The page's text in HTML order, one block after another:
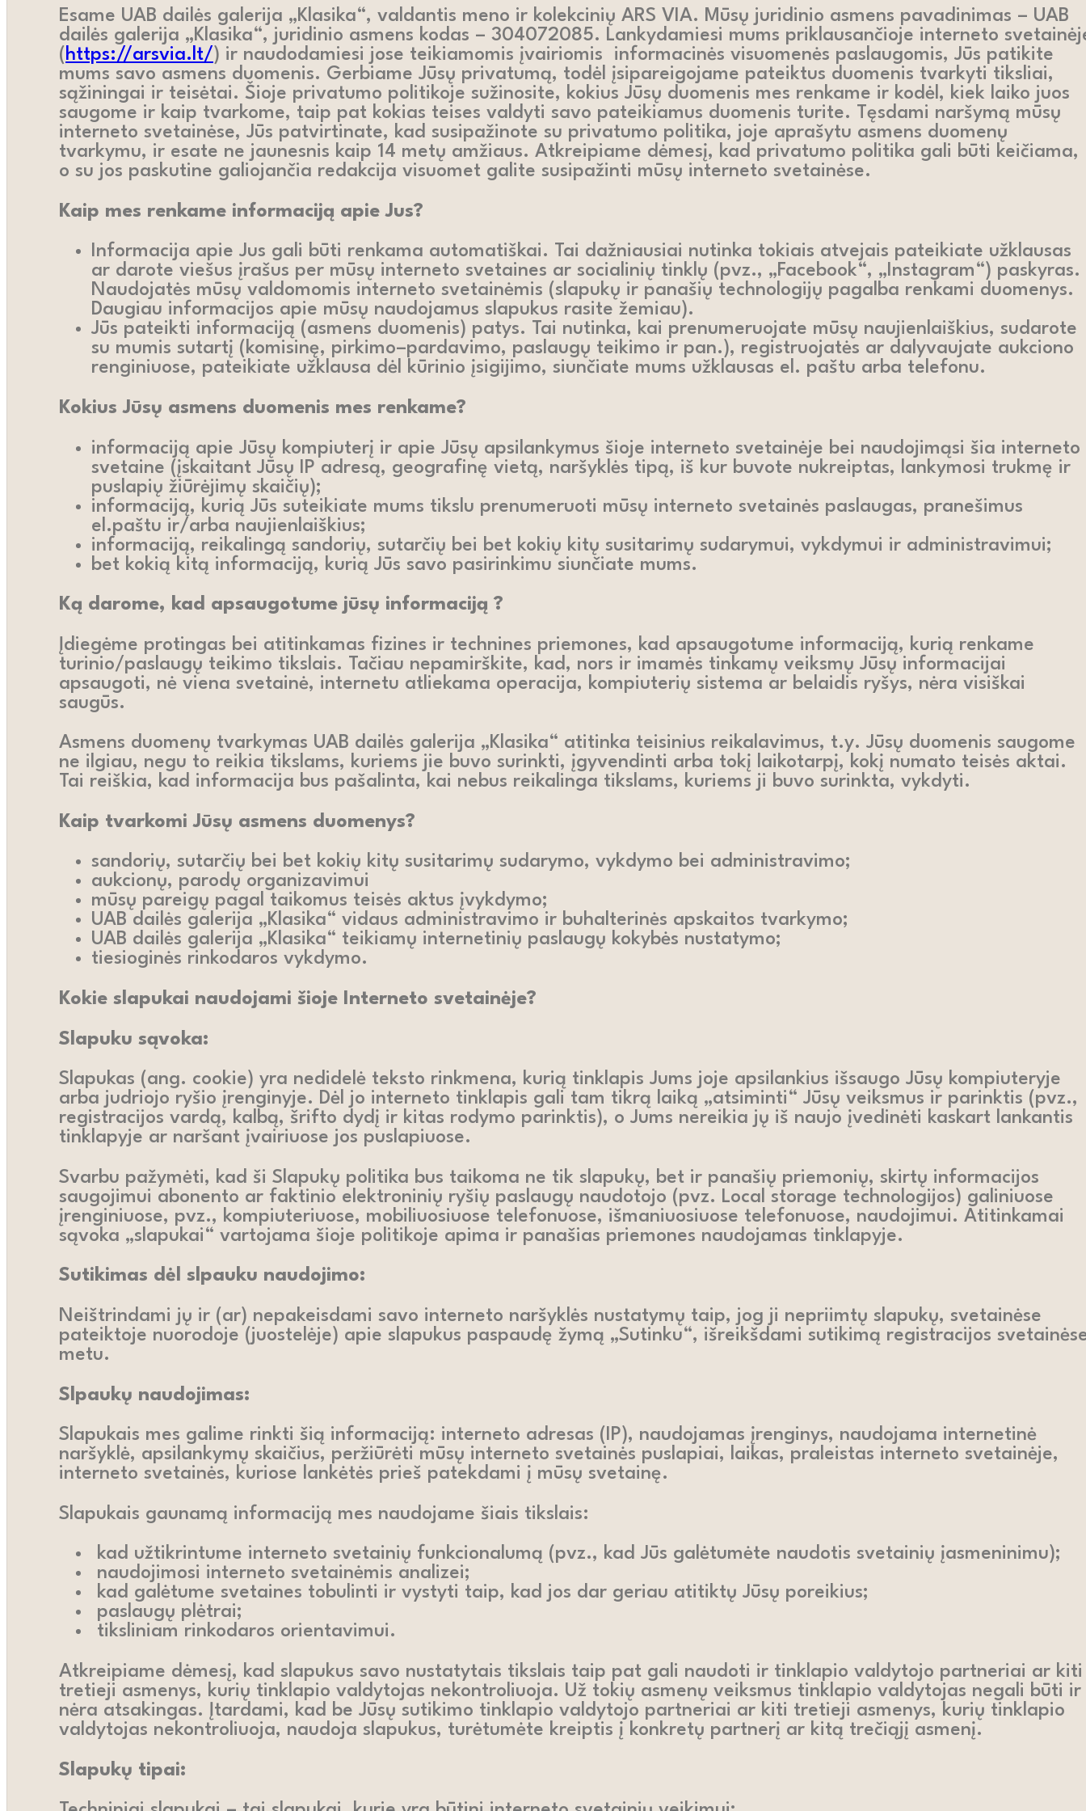
Esame UAB dailės galerija „Klasika“, valdantis meno ir kolekcinių ARS VIA. Mūsų juridinio asmens pavadinimas – UAB
dailės galerija „Klasika“, juridinio asmens kodas – 304072085. Lankydamiesi mums priklausančioje interneto
(https://arsvia.lt/) ir naudodamiesi jose teikiamomis įvairiomis informacinės visuomenės paslaugomis, Jūs patikite
mums savo asmens duomenis. Gerbiame Jūsų privatumą, todėl įsipareigojame pateiktus duomenis tvarkyti tiksliai,
sąžiningai ir teisėtai. Šioje privatumo politikoje sužinosite, kokius Jūsų duomenis mes renkame ir kodėl, kiek laiko juos
saugome ir kaip tvarkome, taip pat kokias teises valdyti savo pateikiamus duomenis turite. Tęsdami naršymą mūsų
interneto svetainėse, Jūs patvirtinate, kad susipažinote su privatumo politika, joje aprašytu asmens duomenų
tvarkymu, ir esate ne jaunesnis kaip 14 metų amžiaus. Atkreipiame dėmesį, kad privatumo politika gali būti keičiama,
o su jos paskutine galiojančia redakcija visuomet galite susipažinti mūsų interneto svetainėse.
Kaip mes renkame informaciją apie Jus?
Informacija apie Jus gali būti renkama automatiškai. Tai dažniausiai nutinka tokiais atvejais pateikiate užklausas
ar darote viešus įrašus per mūsų interneto svetaines ar socialinių tinklų (pvz., „Facebook“, „Instagram“) paskyras.
Naudojatės mūsų valdomomis interneto svetainėmis (slapukų ir panašių technologijų pagalba renkami duomenys.
Daugiau informacijos apie mūsų naudojamus slapukus rasite žemiau).
Jūs pateikti informaciją (asmens duomenis) patys. Tai nutinka, kai prenumeruojate mūsų naujienlaiškius, sudarote
su mumis sutartį (komisinę, pirkimo–pardavimo, paslaugų teikimo ir pan.), registruojatės ar dalyvaujate aukciono
renginiuose, pateikiate užklausa dėl kūrinio įsigijimo, siunčiate mums užklausas el. paštu arba telefonu.
Kokius Jūsų asmens duomenis mes renkame?
informaciją apie Jūsų kompiuterį ir apie Jūsų apsilankymus šioje interneto svetainėje bei naudojimąsi šia interneto
svetaine (įskaitant Jūsų IP adresą, geografinę vietą, naršyklės tipą, iš kur buvote nukreiptas, lankymosi trukmę ir
puslapių žiūrėjimų skaičių);
informaciją, kurią Jūs suteikiate mums tikslu prenumeruoti mūsų interneto svetainės paslaugas, pranešimus
el.paštu ir/arba naujienlaiškius;
informaciją, reikalingą sandorių, sutarčių bei bet kokių kitų susitarimų sudarymui, vykdymui ir administravimui;
bet kokią kitą informaciją, kurią Jūs savo pasirinkimu siunčiate mums.
Ką darome, kad apsaugotume jūsų informaciją ?
Įdiegėme protingas bei atitinkamas fizines ir technines priemones, kad apsaugotume informaciją, kurią renkame
turinio/paslaugų teikimo tikslais. Tačiau nepamirškite, kad, nors ir imamės tinkamų veiksmų Jūsų informacijai
apsaugoti, nė viena svetainė, internetu atliekama operacija, kompiuterių sistema ar belaidis ryšys, nėra visiškai
saugūs.
Asmens duomenų tvarkymas UAB dailės galerija „Klasika“ atitinka teisinius reikalavimus, t.y. Jūsų duomenis saugome
ne ilgiau, negu to reikia tikslams, kuriems jie buvo surinkti, įgyvendinti arba tokį laikotarpį, kokį numato teisės aktai.
Tai reiškia, kad informacija bus pašalinta, kai nebus reikalinga tikslams, kuriems ji buvo surinkta, vykdyti.
Kaip tvarkomi Jūsų asmens duomenys?
sandorių, sutarčių bei bet kokių kitų susitarimų sudarymo, vykdymo bei administravimo;
aukcionų, parodų organizavimui
mūsų pareigų pagal taikomus teisės aktus įvykdymo;
UAB dailės galerija „Klasika“ vidaus administravimo ir buhalterinės apskaitos tvarkymo;
UAB dailės galerija „Klasika“ teikiamų internetinių paslaugų kokybės nustatymo;
tiesioginės rinkodaros vykdymo.
Kokie slapukai naudojami šioje Interneto svetainėje?
Slapuku sąvoka:
Slapukas (ang. cookie) yra nedidelė teksto rinkmena, kurią tinklapis Jums joje apsilankius išsaugo Jūsų kompiuteryje
arba judriojo ryšio įrenginyje. Dėl jo interneto tinklapis gali tam tikrą laiką „atsiminti“ Jūsų veiksmus ir parinktis (pvz.,
registracijos vardą, kalbą, šrifto dydį ir kitas rodymo parinktis), o Jums nereikia jų iš naujo įvedinėti kaskart lankantis
tinklapyje ar naršant įvairiuose jos puslapiuose.
Svarbu pažymėti, kad ši Slapukų politika bus taikoma ne tik slapukų, bet ir panašių priemonių, skirtų informacijos
saugojimui abonento ar faktinio elektroninių ryšių paslaugų naudotojo (pvz. Local storage technologijos) galiniuose
įrenginiuose, pvz., kompiuteriuose, mobiliuosiuose telefonuose, išmaniuosiuose telefonuose, naudojimui. Atitinkamai
sąvoka „slapukai“ vartojama šioje politikoje apima ir panašias priemones naudojamas tinklapyje.
Sutikimas dėl slpauku naudojimo:
Neištrindami jų ir (ar) nepakeisdami savo interneto naršyklės nustatymų taip, jog ji nepriimtų slapukų, svetainėse
pateiktoje nuorodoje (juostelėje) apie slapukus paspaudę žymą „Sutinku“, išreikšdami sutikimą registracijos
metu.
Slpaukų naudojimas:
Slapukais mes galime rinkti šią informaciją: interneto adresas (IP), naudojamas įrenginys, naudojama internetinė
naršyklė, apsilankymų skaičius, peržiūrėti mūsų interneto svetainės puslapiai, laikas, praleistas interneto svetainėje,
interneto svetainės, kuriose lankėtės prieš patekdami į mūsų svetainę.
Slapukais gaunamą informaciją mes naudojame šiais tikslais:
kad užtikrintume interneto svetainių funkcionalumą (pvz., kad Jūs galėtumėte naudotis svetainių įasmeninimu);
naudojimosi interneto svetainėmis analizei;
kad galėtume svetaines tobulinti ir vystyti taip, kad jos dar geriau atitiktų Jūsų poreikius;
paslaugų plėtrai;
tiksliniam rinkodaros orientavimui.
Atkreipiame dėmesį, kad slapukus savo nustatytais tikslais taip pat gali naudoti ir tinklapio valdytojo partneriai ar kiti
tretieji asmenys, kurių tinklapio valdytojas nekontroliuoja. Už tokių asmenų veiksmus tinklapio valdytojas negali būti ir
nėra atsakingas. Įtardami, kad be Jūsų sutikimo tinklapio valdytojo partneriai ar kiti tretieji asmenys, kurių tinklapio
valdytojas nekontroliuoja, naudoja slapukus, turėtumėte kreiptis į konkretų partnerį ar kitą trečiąjį asmenį.
Slapukų tipai: